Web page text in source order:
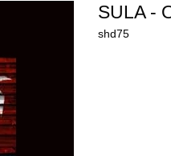
SULA -
shd75